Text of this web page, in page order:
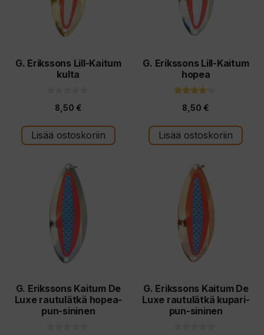
G. Erikssons Lill-Kaitum
kulta
s
t
ä
8,50 €
Lisää ostoskoriin
G. Erikssons Lill-Kaitum
hopea
5:stä
8,50 €
Lisää ostoskoriin
G. Erikssons Kaitum De
Luxe rautulätkä hopea-
pun-sininen
G. Erikssons Kaitum De
Luxe rautulätkä kupari-
pun-sininen